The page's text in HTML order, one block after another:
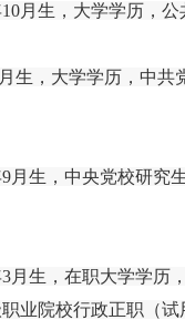
月生，大学学历，
生，大学学历，中
9月生，中央党校研究
3月生，在职大学学
业院校行政正职（